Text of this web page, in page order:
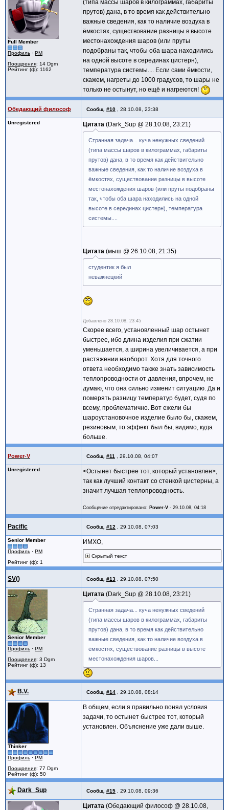
Full Member
Профиль · PM
Поощрения: 14 Dgm
Рейтинг (ф): 1162
(типа массы шаров в килограммах, габариты
прутов) дана, в то время как действительно
важные сведения, как то наличие воздуха в
ёмкостях, существование разницы в высоте
местонахождения шаров (или пруты
подобраны так, чтобы оба шара находились
на одной высоте в серединах цистерн),
температура системы.... Если сами ёмкости,
скажем, нагреты до 1000 градусов, то шары не
только не остынут, но ещё и нагреются!
Обедающий философ Сообщ. #10 28.10.08, 23:38
Unregistered Цитата Dark_Sup @ 28.10.08, 23:21
Странная задача... куча ненужных сведений
(типа массы шаров в килограммах, габариты
прутов) дана, в то время как действительно
важные сведения, как то наличие воздуха в
ёмкостях, существование разницы в высоте
местонахождения шаров (или пруты подобраны
так, чтобы оба шара находились на одной
высоте в серединах цистерн), температура
системы....
Цитата мыш @ 26.10.08, 21:35
студентик я был
неважнецкий
Добавлено 28.10.08, 23:45
Скорее всего, установленный шар остынет
быстрее, ибо длина изделия при сжатии
уменьшается, а ширина увеличивается, а при
растяжении наоборот. Хотя для точного
ответа необходимо также знать зависимость
теплопроводности от давления, впрочем, не
думаю, что она сильно изменит ситуацию. Да и
померять разницу температур будет, судя по
всему, проблематично. Вот ежели бы
шароустановочное изделие было бы, скажем,
резиновым, то эффект был бы, видимо, куда
больше.
Power-V Сообщ. #11 29.10.08, 04:07
Unregistered
<Остынет быстрее тот, который установлен>,
так как лучший контакт со стенкой цистерны, а
значит лучшая теплопроводность.
Сообщение отредактировано: Power-V - 29.10.08, 04:18
Pacific Сообщ. #12 29.10.08, 07:03
Senior Member
Профиль · PM
Рейтинг (ф): 1
ИМХО,
Скрытый текст
SV() Сообщ. #13 29.10.08, 07:50
Senior Member
Профиль · PM
Поощрения: 3 Dgm
Рейтинг (ф): 13
Цитата Dark_Sup @ 28.10.08, 23:21
Странная задача... куча ненужных сведений
(типа массы шаров в килограммах, габариты
прутов) дана, в то время как действительно
важные сведения, как то наличие воздуха в
ёмкостях, существование разницы в высоте
местонахождения шаров...
B.V. Сообщ. #14 29.10.08, 08:14
Thinker
Профиль · PM
Поощрения: 77 Dgm
Рейтинг (ф): 50
В общем, если я правильно понял условия
задачи, то остынет быстрее тот, который
установлен. Объяснение уже дали выше.
Dark_Sup Сообщ. #15 29.10.08, 09:36
Цитата Обедающий философ @ 28.10.08,